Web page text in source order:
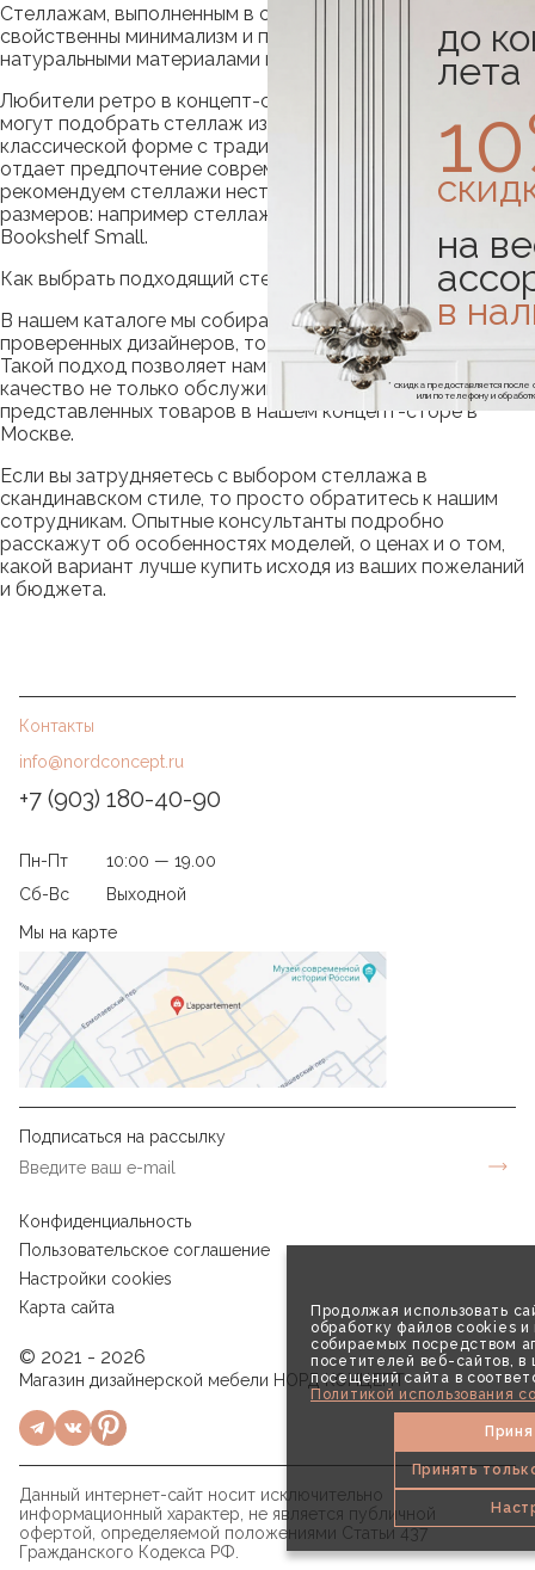
Продолжая использовать
обработку файлов cookies и
собираемых посредством
посетителей веб-сайтов, в
посещений сайта в
Политикой использования
Принять
Стеллажам, выполненным в скандинавском стиле,
свойственны минимализм и практичность в гармонии с
натуральными материалами изготовления.
Любители ретро в концепт-сторе НОРД КОНЦЕПТ
могут подобрать стеллаж из натурального дерева в
классической форме с традиционными полками. Тем, кто
отдает предпочтение современным моделям,
рекомендуем стеллажи нестандартных форм и
размеров: например стеллаж от KANN Design Etta
Bookshelf Small.
Как выбрать подходящий стеллаж
В нашем каталоге мы собираем варианты от
проверенных дизайнеров, то что нравится нам самим.
Такой подход позволяет нам гарантировать высочайшее
качество не только обслуживания, но и всех
представленных товаров в нашем концепт-сторе в
Москве.
Если вы затрудняетесь с выбором стеллажа в
скандинавском стиле, то просто обратитесь к нашим
сотрудникам. Опытные консультанты подробно
расскажут об особенностях моделей, о ценах и о том,
какой вариант лучше купить исходя из ваших пожеланий
и бюджета.
до
лета
на
в
* скидка предоставляется
или по телефону и
Контакты
info@nordconcept.ru
+7 (903) 180-40-90
Пн-Пт
10:00 — 19.00
Сб-Вс
Выходной
Мы на карте
Подписаться на рассылку
Конфиденциальность
Пользовательское соглашение
Настройки cookies
Карта сайта
© 2021 - 2026
Магазин дизайнерской мебели НОРД КОНЦЕПТ
Данный интернет-сайт носит исключительно
информационный характер, не является публичной
офертой, определяемой положениями Статьи 437
Гражданского Кодекса РФ.